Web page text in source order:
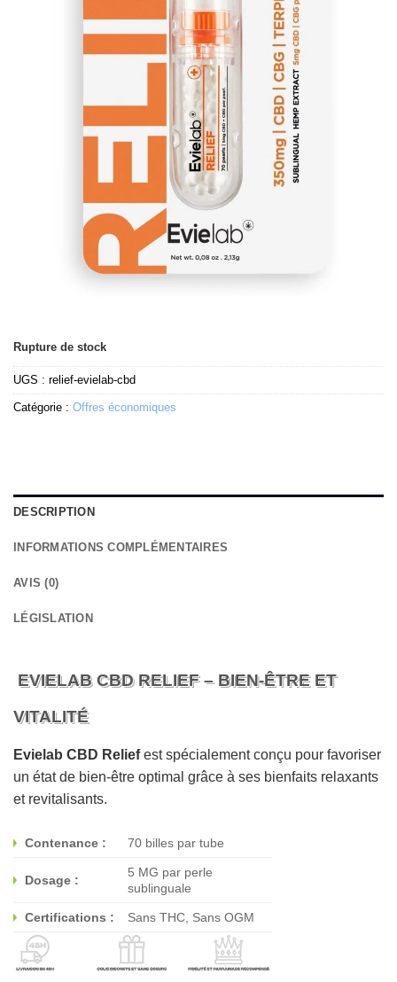
Rupture de stock
UGS : relief-evielab-cbd
Catégorie : Offres économiques
DESCRIPTION
INFORMATIONS COMPLÉMENTAIRES
AVIS (0)
LÉGISLATION
EVIELAB CBD RELIEF – BIEN-ÊTRE ET
VITALITÉ
Evielab CBD Reliefest spécialement conçu pour favoriser
un état de bien-être optimal grâce à ses bienfaits relaxants
et revitalisants.
Contenance : 70 billes par tube
Dosage :
5 MG par perle
sublinguale
Certifications : Sans THC, Sans OGM